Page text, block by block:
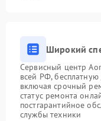
Широкий
Сервисный центр
всей РФ,
включая срочный
статус ремонта
постгарантийное
службы техники